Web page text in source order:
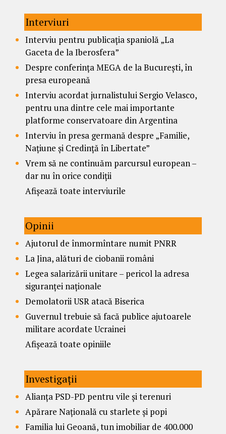
Interviuri
Interviu pentru publicația spaniolă „La
Gaceta de la Iberosfera”
Despre conferința MEGA de la București, în
presa europeană
Interviu acordat jurnalistului Sergio Velasco,
pentru una dintre cele mai importante
platforme conservatoare din Argentina
Interviu în presa germană despre „Familie,
Națiune și Credință în Libertate”
Vrem să ne continuăm parcursul european –
dar nu în orice condiții
Afișează toate interviurile
Opinii
Ajutorul de înmormîntare numit PNRR
La Jina, alături de ciobanii români
Legea salarizării unitare – pericol la adresa
siguranței naționale
Demolatorii USR atacă Biserica
Guvernul trebuie să facă publice ajutoarele
militare acordate Ucrainei
Afișează toate opiniile
Investigații
Alianța PSD-PD pentru vile și terenuri
Apărare Națională cu starlete și popi
Familia lui Geoană, tun imobiliar de 400.000